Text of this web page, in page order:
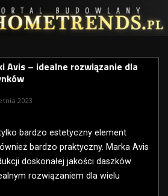
Avis – idealne rozwiązanie dla
2023
bardzo estetyczny element
bardzo praktyczny. Marka Avis
doskonałej jakości daszków
rozwiązaniem dla wielu